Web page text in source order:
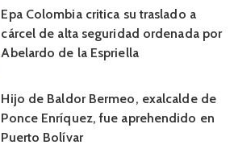
Epa Colombia critica su traslado a
cárcel de alta seguridad ordenada por
Abelardo de la Espriella
Hijo de Baldor Bermeo, exalcalde de
Ponce Enríquez, fue aprehendido en
Puerto Bolívar